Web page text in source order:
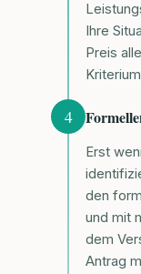
Ihre
Preis
4
Erst
den
und mit
dem
Antrag